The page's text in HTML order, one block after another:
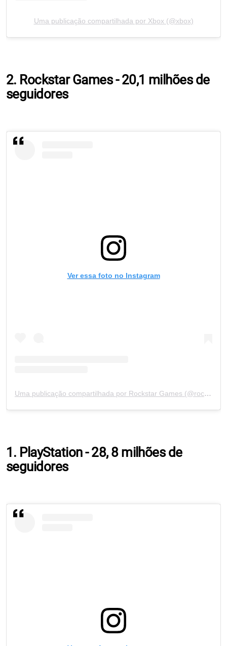
Uma publicação compartilhada por Xbox (@xbox)
2. Rockstar Games - 20,1 milhões de
seguidores
Ver essa foto no Instagram
Uma publicação compartilhada por Rockstar Games (@rockstargames)
1. PlayStation - 28, 8 milhões de
seguidores